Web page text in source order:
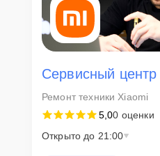
Сервисный центр
Ремонт техники Xiaomi
5,00 оценки
Открыто до 21:00